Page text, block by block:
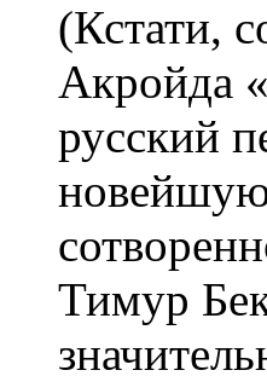
(Кстати,
Акройда
русский
Тимур